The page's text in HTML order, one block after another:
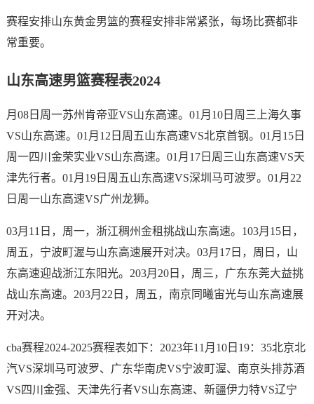
赛程安排山东黄金男篮的赛程安排非常紧张，每场比赛都非
常重要。
山东高速男篮赛程表2024
月08日周一苏州肯帝亚VS山东高速。01月10日周三上海久事
VS山东高速。01月12日周五山东高速VS北京首钢。01月15日
周一四川金荣实业VS山东高速。01月17日周三山东高速VS天
津先行者。01月19日周五山东高速VS深圳马可波罗。01月22
日周一山东高速VS广州龙狮。
03月11日，周一，浙江稠州金租挑战山东高速。103月15日，
周五，宁波町渥与山东高速展开对决。03月17日，周日，山
东高速迎战浙江东阳光。203月20日，周三，广东东莞大益挑
战山东高速。203月22日，周五，南京同曦宙光与山东高速展
开对决。
cba赛程2024-2025赛程表如下：2023年11月10日19：35北京北
汽VS深圳马可波罗、广东华南虎VS宁波町渥、南京头排苏酒
VS四川金强、天津先行者VS山东高速、新疆伊力特VS辽宁